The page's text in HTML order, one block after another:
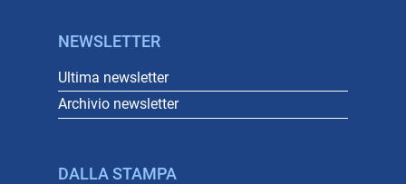
NEWSLETTER
Ultima newsletter
Archivio newsletter
DALLA STAMPA